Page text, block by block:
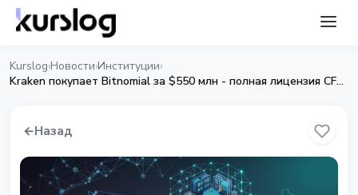
Kurslog›Новости›Институции›
Kraken покупает Bitnomial за $550 млн - полная лицензия CFTC
←Назад